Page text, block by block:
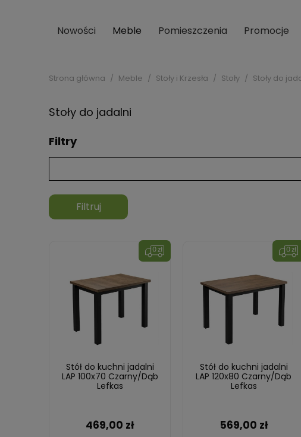
Nowości Meble Pomieszczenia Promocje
Strona główna Meble Stoły i Krzesła Stoły Stoły do
Stoły do jadalni
Filtry
Filtruj
Stół do kuchni jadalni
LAP 100x70 Czarny/Dąb
Lefkas
469,00 zł
Stół do kuchni jadalni
LAP 120x80 Czarny/Dąb
Lefkas
569,00 zł